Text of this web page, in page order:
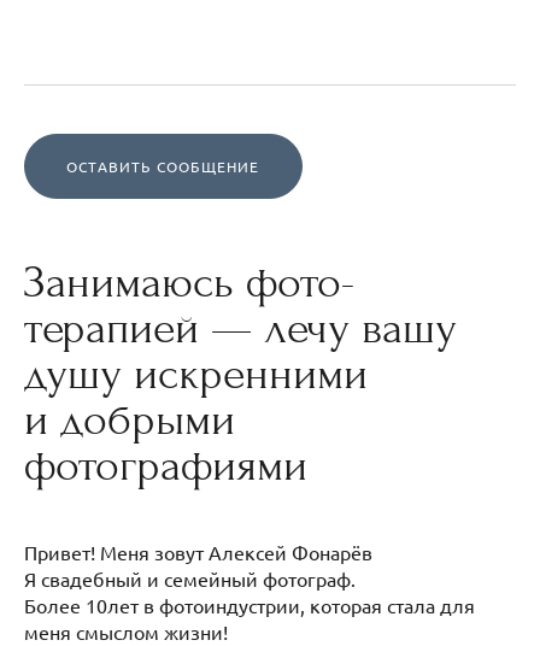
ОСТАВИТЬ СООБЩЕНИЕ
Занимаюсь фото-
терапией — лечу вашу
душу искренними
и добрыми
фотографиями
Привет! Меня зовут Алексей Фонарёв
Я свадебный и семейный фотограф.
Более 10лет в фотоиндустрии, которая стала для
меня смыслом жизни!